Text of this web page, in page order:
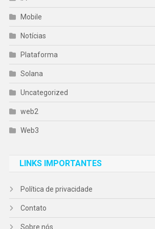
Mobile
Notícias
Plataforma
Solana
Uncategorized
web2
Web3
LINKS IMPORTANTES
Política de privacidade
Contato
Sobre nós